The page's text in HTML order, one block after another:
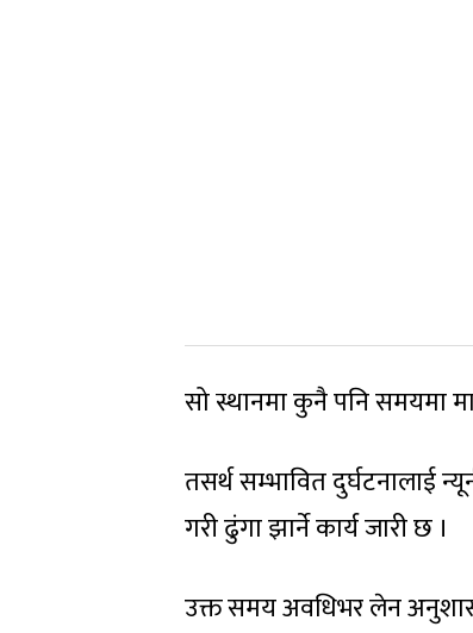
सो स्थानमा कुनै पनि समयमा
तसर्थ सम्भावित दुर्घटनालाई
गरी ढुंगा झार्ने कार्य जारी छ ।
उक्त समय अवधिभर लेन